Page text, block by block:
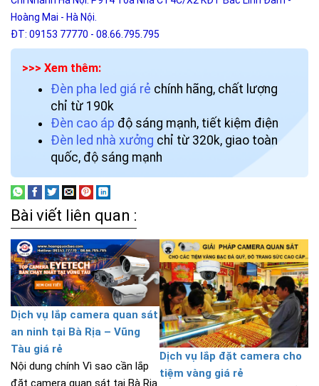
Hoàng Mai - Hà Nội.
ĐT: 09153 77770 - 08.66.795.795
>>> Xem thêm:
Đèn pha led giá rẻ chính hãng, chất lượng
chỉ từ 190k
Đèn cao áp độ sáng mạnh, tiết kiệm điện
Đèn led nhà xưởng chỉ từ 320k, giao toàn
quốc, độ sáng mạnh
Bài viết liên quan :
Dịch vụ lắp camera quan sát
an ninh tại Bà Rịa – Vũng
Tàu giá rẻ
Nội dung chính Vì sao cần lắp
đặt camera quan sát tại Bà Rịa
Dịch vụ lắp đặt camera cho
tiệm vàng giá rẻ